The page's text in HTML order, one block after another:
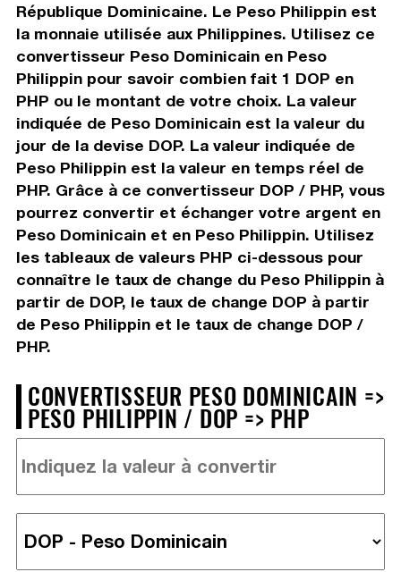
République Dominicaine. Le Peso Philippin est
la monnaie utilisée aux Philippines. Utilisez ce
convertisseur Peso Dominicain en Peso
Philippin pour savoir combien fait 1 DOP en
PHP ou le montant de votre choix. La valeur
indiquée de Peso Dominicain est la valeur du
jour de la devise DOP. La valeur indiquée de
Peso Philippin est la valeur en temps réel de
PHP. Grâce à ce convertisseur DOP / PHP, vous
pourrez convertir et échanger votre argent en
Peso Dominicain et en Peso Philippin. Utilisez
les tableaux de valeurs PHP ci-dessous pour
connaître le taux de change du Peso Philippin à
partir de DOP, le taux de change DOP à partir
de Peso Philippin et le taux de change DOP /
PHP.
CONVERTISSEUR PESO DOMINICAIN =>
PESO PHILIPPIN / DOP => PHP